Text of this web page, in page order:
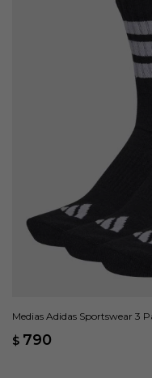
Medias Adidas Sportswear 3
$ 790